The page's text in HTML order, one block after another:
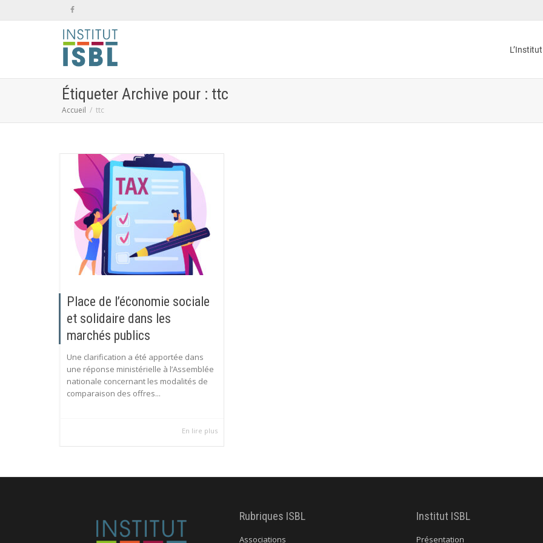
L’Institut
Étiqueter Archive pour : ttc
Accueil ttc
Place de l’économie sociale
et solidaire dans les
marchés publics
Une clarification a été apportée dans
une réponse ministérielle à l’Assemblée
nationale concernant les modalités de
comparaison des offres...
En lire plus
Rubriques ISBL
Associations
Institut ISBL
Présentation